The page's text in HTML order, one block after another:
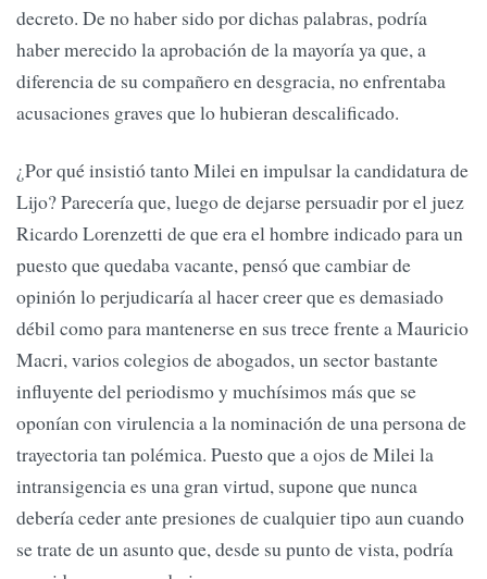
decreto. De no haber sido por dichas palabras, podría
haber merecido la aprobación de la mayoría ya que, a
diferencia de su compañero en desgracia, no enfrentaba
acusaciones graves que lo hubieran descalificado.
¿Por qué insistió tanto Milei en impulsar la candidatura de
Lijo? Parecería que, luego de dejarse persuadir por el juez
Ricardo Lorenzetti de que era el hombre indicado para un
puesto que quedaba vacante, pensó que cambiar de
opinión lo perjudicaría al hacer creer que es demasiado
débil como para mantenerse en sus trece frente a Mauricio
Macri, varios colegios de abogados, un sector bastante
influyente del periodismo y muchísimos más que se
oponían con virulencia a la nominación de una persona de
trayectoria tan polémica. Puesto que a ojos de Milei la
intransigencia es una gran virtud, supone que nunca
debería ceder ante presiones de cualquier tipo aun cuando
se trate de un asunto que, desde su punto de vista, podría